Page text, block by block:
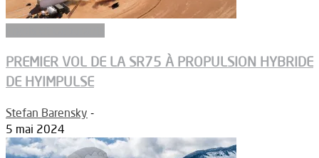
PREMIER VOL DE LA SR75 À PROPULSION HYBRIDE
DE HYIMPULSE
Stefan Barensky -
5 mai 2024